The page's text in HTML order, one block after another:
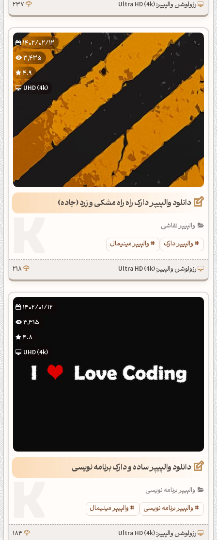
رزولوشن والپیپر: Ultra HD (4k) 237
1402/02/12
3,435
4.9
UHD (4k)
دانلود والپیپر دارک راه راه مشکی و زرد (جاده)
والپیپر نقاشی
والپیپر دارک
والپیپر مینیمال
رزولوشن والپیپر: Ultra HD (4k) 218
1402/01/12
4,315
4.8
UHD (4k)
دانلود والپیپر ساده و دارک برنامه نویسی
والپیپر برنامه نویسی
والپیپر برنامه نویسی
والپیپر مینیمال
رزولوشن والپیپر: Ultra HD (4k) 184